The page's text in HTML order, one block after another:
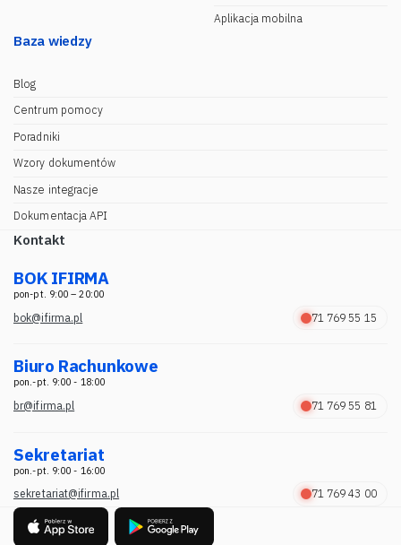
Aplikacja mobilna
Baza wiedzy
Blog
Centrum pomocy
Poradniki
Wzory dokumentów
Nasze integracje
Dokumentacja API
Kontakt
BOK IFIRMA
pon-pt. 9:00 – 20:00
bok@ifirma.pl 71 769 55 15
Biuro Rachunkowe
pon.-pt. 9:00 - 18:00
br@ifirma.pl 71 769 55 81
Sekretariat
pon.-pt. 9:00 - 16:00
sekretariat@ifirma.pl 71 769 43 00